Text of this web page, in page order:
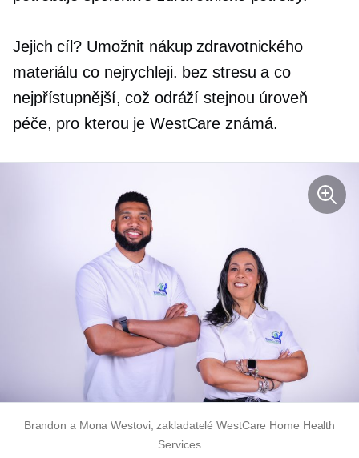
Jejich cíl? Umožnit nákup zdravotnického
materiálu co nejrychleji. bez stresu a co
nejpřístupnější, což odráží stejnou úroveň
péče, pro kterou je WestCare známá.
Brandon a Mona Westovi, zakladatelé WestCare Home Health
Services